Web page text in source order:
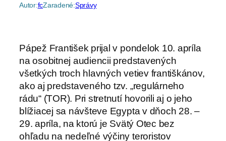
Autor:fcZaradené:Správy
Pápež František prijal v pondelok 10. apríla
na osobitnej audiencii predstavených
všetkých troch hlavných vetiev františkánov,
ako aj predstaveného tzv. „regulárneho
rádu“ (TOR). Pri stretnutí hovorili aj o jeho
blížiacej sa návšteve Egypta v dňoch 28. –
29. apríla, na ktorú je Svätý Otec bez
ohľadu na nedeľné výčiny teroristov